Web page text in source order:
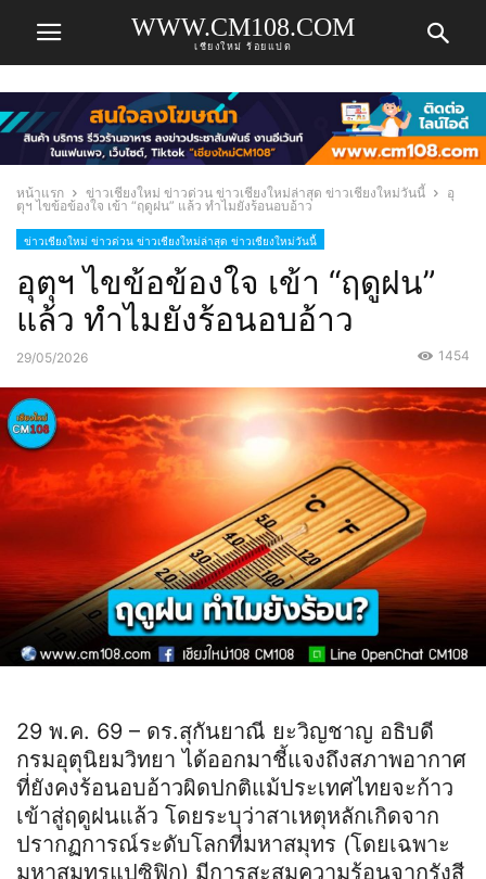
WWW.CM108.COM
เชียงใหม่ ร้อยแปด
หน้าแรก ข่าวเชียงใหม่ ข่าวด่วน ข่าวเชียงใหม่ล่าสุด ข่าวเชียงใหม่วันนี้
อุ
ตุฯ ไขข้อข้องใจ เข้า “ฤดูฝน” แล้ว ทำไมยังร้อนอบอ้าว
ข่าวเชียงใหม่ ข่าวด่วน ข่าวเชียงใหม่ล่าสุด ข่าวเชียงใหม่วันนี้
อุตุฯ ไขข้อข้องใจ เข้า “ฤดูฝน”
แล้ว ทำไมยังร้อนอบอ้าว
29/05/2026 1454
29 พ.ค. 69 – ดร.สุกันยาณี ยะวิญชาญ อธิบดี
กรมอุตุนิยมวิทยา ได้ออกมาชี้แจงถึงสภาพอากาศ
ที่ยังคงร้อนอบอ้าวผิดปกติแม้ประเทศไทยจะก้าว
เข้าสู่ฤดูฝนแล้ว โดยระบุว่าสาเหตุหลักเกิดจาก
ปรากฏการณ์ระดับโลกที่มหาสมุทร (โดยเฉพาะ
มหาสมุทรแปซิฟิก) มีการสะสมความร้อนจากรังสี